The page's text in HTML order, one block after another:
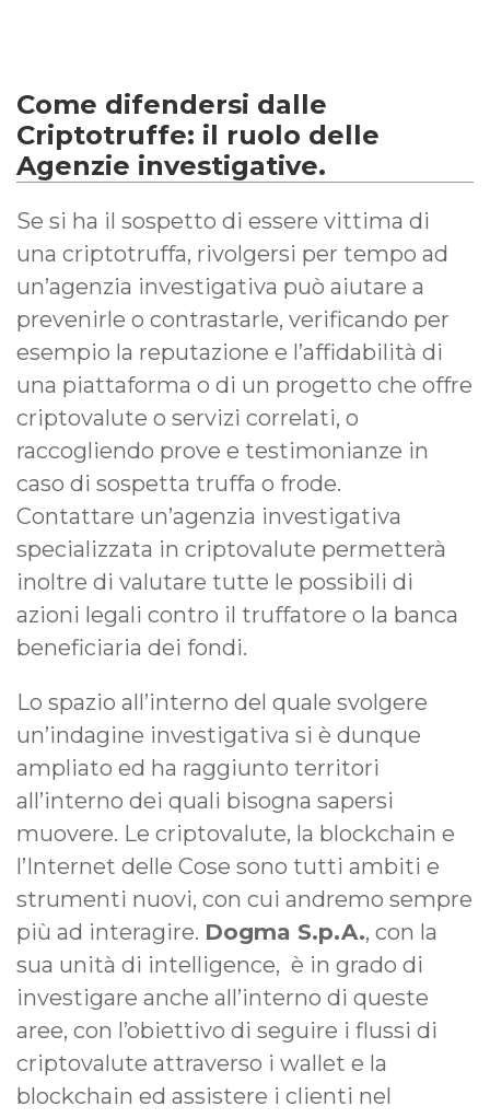
Come difendersi dalle
Criptotruffe: il ruolo delle
Agenzie investigative.
Se si ha il sospetto di essere vittima di
una criptotruffa, rivolgersi per tempo ad
un’agenzia investigativa può aiutare a
prevenirle o contrastarle, verificando per
esempio la reputazione e l’affidabilità di
una piattaforma o di un progetto che offre
criptovalute o servizi correlati, o
raccogliendo prove e testimonianze in
caso di sospetta truffa o frode.
Contattare un’agenzia investigativa
specializzata in criptovalute permetterà
inoltre di valutare tutte le possibili di
azioni legali contro il truffatore o la banca
beneficiaria dei fondi.
Lo spazio all’interno del quale svolgere
un’indagine investigativa si è dunque
ampliato ed ha raggiunto territori
all’interno dei quali bisogna sapersi
muovere. Le criptovalute, la blockchain e
l’Internet delle Cose sono tutti ambiti e
strumenti nuovi, con cui andremo sempre
più ad interagire. Dogma S.p.A., con la
sua unità di intelligence, è in grado di
investigare anche all’interno di queste
aree, con l’obiettivo di seguire i flussi di
criptovalute attraverso i wallet e la
blockchain ed assistere i clienti nel